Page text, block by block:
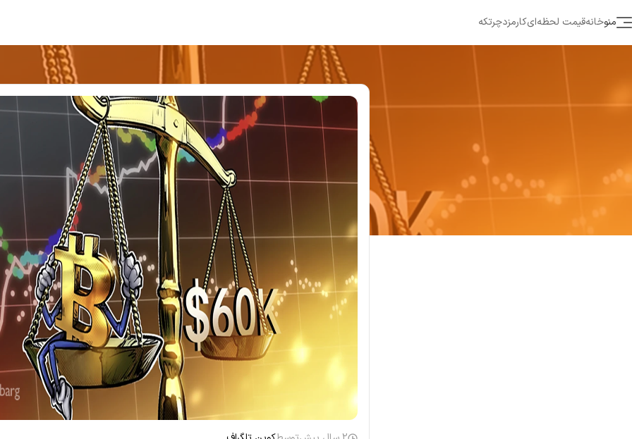
چرتکهکارمزدقیمت لحظه‌ایخانهمنو